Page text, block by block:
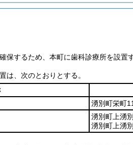
保するため、本町に歯科診療所を設置す
は、次のとおりとする。
湧別町栄町
湧別町上湧
湧別町上湧